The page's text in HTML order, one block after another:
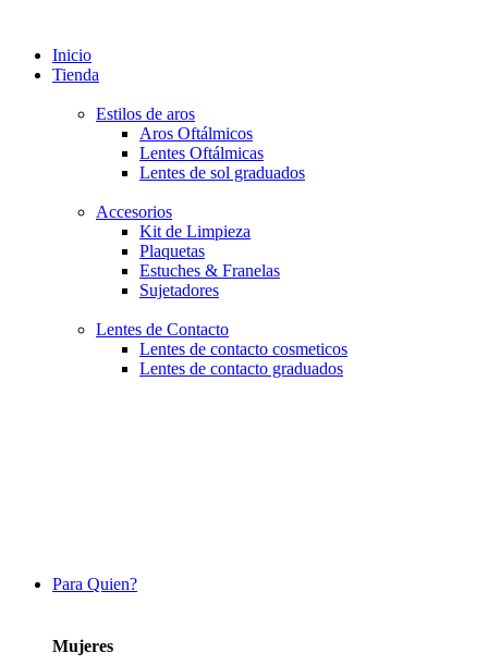
Inicio
Tienda
Estilos de aros
Aros Oftálmicos
Lentes Oftálmicas
Lentes de sol graduados
Accesorios
Kit de Limpieza
Plaquetas
Estuches & Franelas
Sujetadores
Lentes de Contacto
Lentes de contacto cosmeticos
Lentes de contacto graduados
Para Quien?
Mujeres